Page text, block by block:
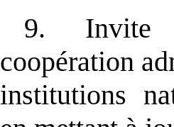
9. Invite
coopération
institutions